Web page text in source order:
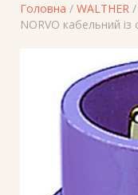
Головна / WALTHER /
NORVO кабельний